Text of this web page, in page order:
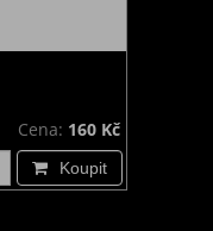
Cena: 160 Kč
Koupit